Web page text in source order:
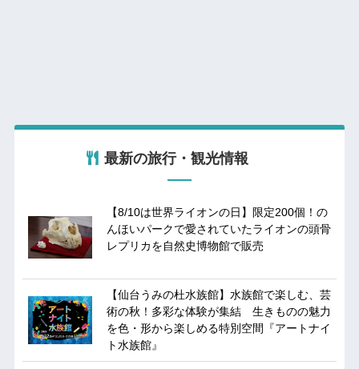
最新の旅行・観光情報
【8/10は世界ライオンの日】限定200個！の
んほいパークで愛されていたライオンの頭骨
レプリカを自然史博物館で販売
【仙台うみの杜水族館】水族館で楽しむ、芸
術の秋！多彩な体験が集結 生きものの魅力
を色・形から楽しめる特別空間『アートナイ
ト水族館』